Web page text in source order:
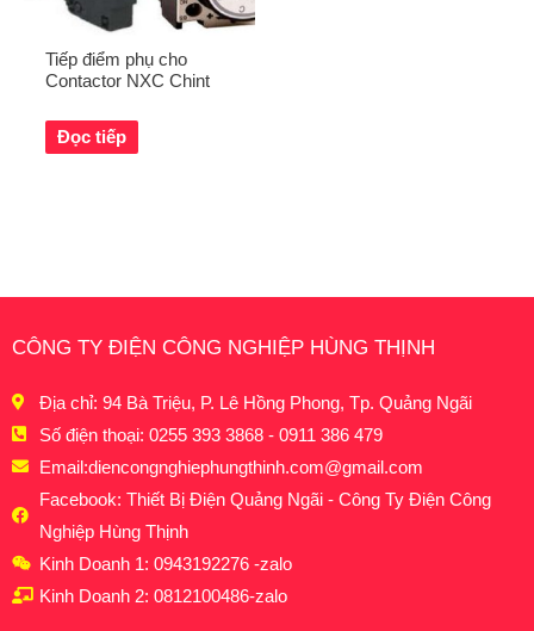
Tiếp điểm phụ cho
Contactor NXC Chint
Đọc tiếp
CÔNG TY ĐIỆN CÔNG NGHIỆP HÙNG THỊNH
Địa chỉ: 94 Bà Triệu, P. Lê Hồng Phong, Tp. Quảng Ngãi
Số điện thoại: 0255 393 3868 - 0911 386 479
Email:diencongnghiephungthinh.com@gmail.com
Facebook: Thiết Bị Điện Quảng Ngãi - Công Ty Điện Công
Nghiệp Hùng Thịnh
Kinh Doanh 1: 0943192276 -zalo
Kinh Doanh 2: 0812100486-zalo